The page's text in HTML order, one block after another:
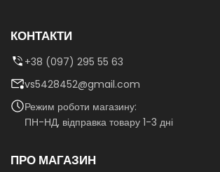
КОНТАКТИ
+38 (097) 295 55 63
vs5428452@gmail.com
Режим роботи магазину:
ПН-НД, відправка товару 1-3 дні
ПРО МАГАЗИН